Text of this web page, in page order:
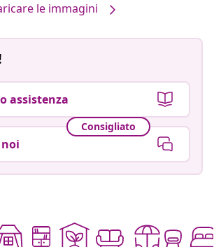
le immagini
assistenza
Consigliato